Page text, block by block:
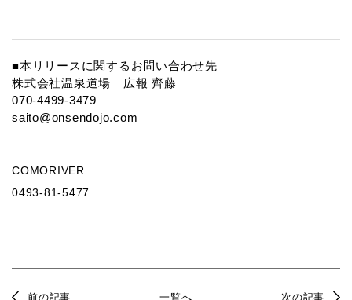
■本リリースに関するお問い合わせ先
株式会社温泉道場 広報 齊藤
070-4499-3479
saito@onsendojo.com
COMORIVER
0493-81-5477
前の記事 一覧へ 次の記事